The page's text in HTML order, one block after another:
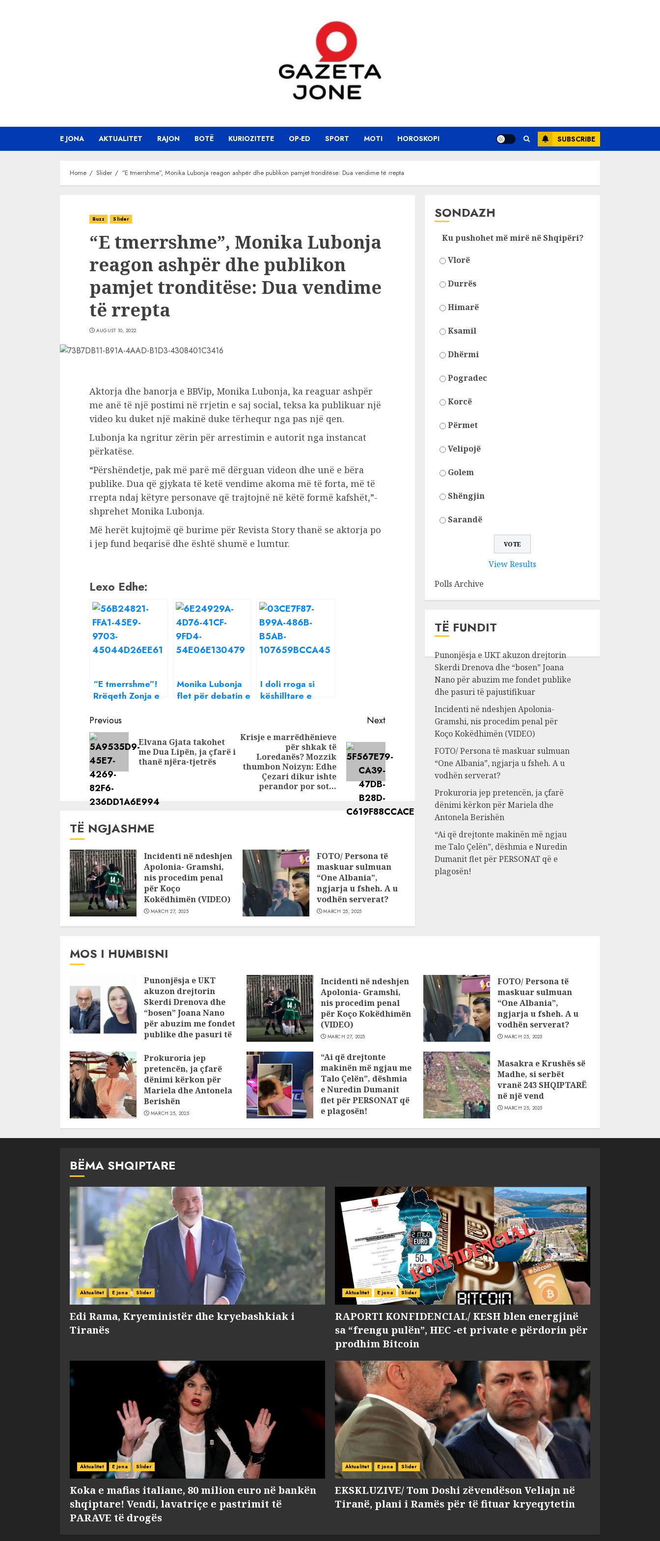
E JONA AKTUALITET RAJON BOTË KURIOZITETE OP-ED SPORT MOTI HOROSKOPI SUBSCRIBE
Home Slider “E tmerrshme”, Monika Lubonja reagon ashpër dhe publikon pamjet tronditëse: Dua vendime të rrepta
Buzz Slider
“E tmerrshme”, Monika Lubonja
reagon ashpër dhe publikon
pamjet tronditëse: Dua vendime
të rrepta
AUGUST 10, 2022
Aktorja dhe banorja e BBVip, Monika Lubonja, ka reaguar ashpër
me anë të një postimi në rrjetin e saj social, teksa ka publikuar një
video ku duket një makinë duke tërhequr nga pas një qen.
Lubonja ka ngritur zërin për arrestimin e autorit nga instancat
përkatëse.
“Përshëndetje, pak më parë më dërguan videon dhe unë e bëra
publike. Dua që gjykata të ketë vendime akoma më të forta, më të
rrepta ndaj këtyre personave që trajtojnë në këtë formë kafshët,”-
shprehet Monika Lubonja.
Më herët kujtojmë që burime për Revista Story thanë se aktorja po
i jep fund beqarisë dhe është shumë e lumtur.
Lexo Edhe:
“E tmerrshme”!
Rrëqeth Zonja e
dhe publikon
pamjet
tronditëse: Edhe
sa fëmijë duhet
të vdesin që
rusët të ndalen?!
Monika Lubonja
flet për debatin e
Ilirin: Gabimi më i
madh që bëra
ishte…
I doli rroga si
këshilltare e
habit me
deklaratën e saj
Continue
Reading
Previous
post:
Elvana Gjata takohet
me Dua Lipën, ja çfarë i
thanë njëra-tjetrës
Next
Next
post:
Krisje e marrëdhënieve
për shkak të
Loredanës? Mozzik
thumbon Noizyn: Edhe
Çezari dikur ishte
perandor por sot…
TË NGJASHME
Incidenti në ndeshjen
Apolonia- Gramshi,
nis procedim penal
për Koço
Kokëdhimën (VIDEO)
MARCH 27, 2025
FOTO/ Persona të
maskuar sulmuan
“One Albania”,
ngjarja u fsheh. A u
vodhën serverat?
MARCH 25, 2025
SONDAZH
Ku pushohet më mirë në Shqipëri?
Vlorë
Durrës
Himarë
Ksamil
Dhërmi
Pogradec
Korcë
Përmet
Velipojë
Golem
Shëngjin
Sarandë
View Results
Polls Archive
TË FUNDIT
Punonjësja e UKT akuzon drejtorin
Skerdi Drenova dhe “bosen” Joana
Nano për abuzim me fondet publike
dhe pasuri të pajustifikuar
Incidenti në ndeshjen Apolonia-
Gramshi, nis procedim penal për
Koço Kokëdhimën (VIDEO)
FOTO/ Persona të maskuar sulmuan
“One Albania”, ngjarja u fsheh. A u
vodhën serverat?
Prokuroria jep pretencën, ja çfarë
dënimi kërkon për Mariela dhe
Antonela Berishën
“Ai që drejtonte makinën më ngjau
me Talo Çelën”, dëshmia e Nuredin
Dumanit flet për PERSONAT që e
plagosën!
MOS I HUMBISNI
Punonjësja e UKT
akuzon drejtorin
Skerdi Drenova dhe
“bosen” Joana Nano
për abuzim me fondet
publike dhe pasuri të
JULY 24, 2025
Incidenti në ndeshjen
Apolonia- Gramshi,
nis procedim penal
për Koço Kokëdhimën
(VIDEO)
MARCH 27, 2025
FOTO/ Persona të
maskuar sulmuan
“One Albania”,
ngjarja u fsheh. A u
vodhën serverat?
MARCH 25, 2025
Prokuroria jep
pretencën, ja çfarë
dënimi kërkon për
Mariela dhe Antonela
Berishën
MARCH 25, 2025
“Ai që drejtonte
makinën më ngjau me
Talo Çelën”, dëshmia
e Nuredin Dumanit
flet për PERSONAT që
e plagosën!
Masakra e Krushës së
Madhe, si serbët
vranë 243 SHQIPTARË
në një vend
MARCH 25, 2025
BËMA SHQIPTARE
Aktualitet E jona Slider
Edi Rama, Kryeministër dhe kryebashkiak i
Tiranës
Aktualitet E jona Slider
RAPORTI KONFIDENCIAL/ KESH blen energjinë
sa “frengu pulën”, HEC -et private e përdorin për
prodhim Bitcoin
Aktualitet E jona Slider
Koka e mafias italiane, 80 milion euro në bankën
shqiptare! Vendi, lavatriçe e pastrimit të
PARAVE të drogës
Aktualitet E jona Slider
EKSKLUZIVE/ Tom Doshi zëvendëson Veliajn në
Tiranë, plani i Ramës për të fituar kryeqytetin